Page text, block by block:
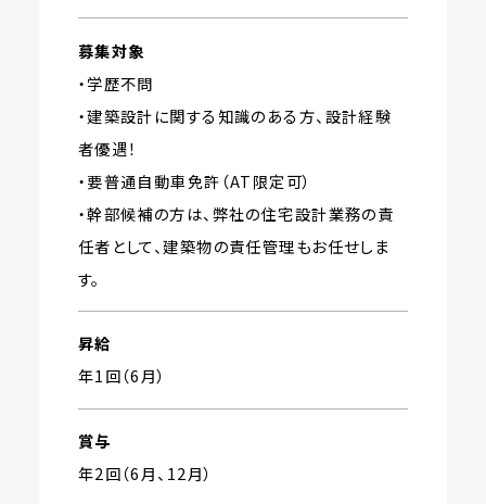
募集対象
・学歴不問
・建築設計に関する知識のある方、設計経験
者優遇！
・要普通自動車免許（AT限定可）
・幹部候補の方は、弊社の住宅設計業務の責
任者として、建築物の責任管理もお任せしま
す。
昇給
年1回（6月）
賞与
年2回（6月、12月）